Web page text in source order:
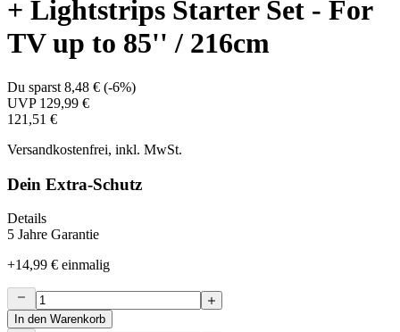
+ Lightstrips Starter Set - For
TV up to 85'' / 216cm
Du sparst 8,48 € (-6%)
UVP 129,99 €
121,51 €
Versandkostenfrei, inkl. MwSt.
Dein Extra-Schutz
Details
5 Jahre Garantie
+14,99 € einmalig
In den Warenkorb